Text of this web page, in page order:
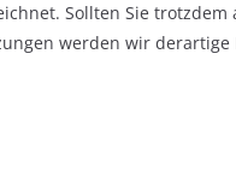
Sollten Sie
werden wir